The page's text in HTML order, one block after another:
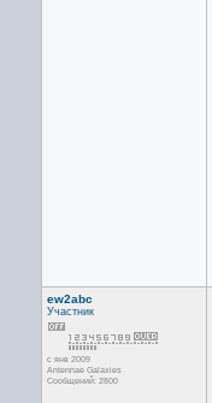
ew2abc
Участник
с янв 2009
Antennae Galaxies
Сообщений: 2800